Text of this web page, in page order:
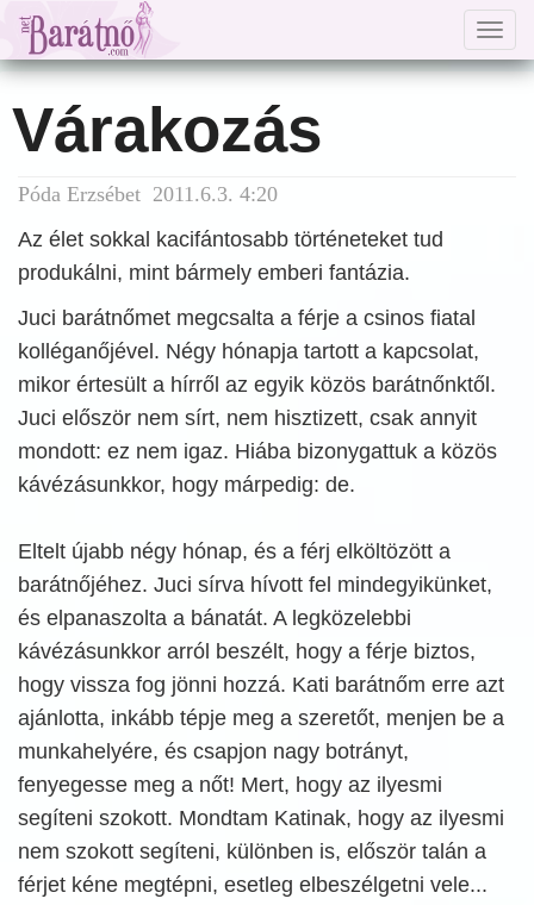
Várakozás
Póda Erzsébet 2011.6.3. 4:20
Az élet sokkal kacifántosabb történeteket tud
produkálni, mint bármely emberi fantázia.
Juci barátnőmet megcsalta a férje a csinos fiatal
kolléganőjével. Négy hónapja tartott a kapcsolat,
mikor értesült a hírről az egyik közös barátnőnktől.
Juci először nem sírt, nem hisztizett, csak annyit
mondott: ez nem igaz. Hiába bizonygattuk a közös
kávézásunkkor, hogy márpedig: de.
Eltelt újabb négy hónap, és a férj elköltözött a
barátnőjéhez. Juci sírva hívott fel mindegyikünket,
és elpanaszolta a bánatát. A legközelebbi
kávézásunkkor arról beszélt, hogy a férje biztos,
hogy vissza fog jönni hozzá. Kati barátnőm erre azt
ajánlotta, inkább tépje meg a szeretőt, menjen be a
munkahelyére, és csapjon nagy botrányt,
fenyegesse meg a nőt! Mert, hogy az ilyesmi
segíteni szokott. Mondtam Katinak, hogy az ilyesmi
nem szokott segíteni, különben is, először talán a
férjet kéne megtépni, esetleg elbeszélgetni vele...